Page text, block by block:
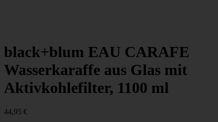
black+blum EAU CARAFE
Wasserkaraffe aus Glas mit
Aktivkohlefilter, 1100 ml
44,95 €